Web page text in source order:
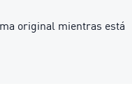
original mientras está